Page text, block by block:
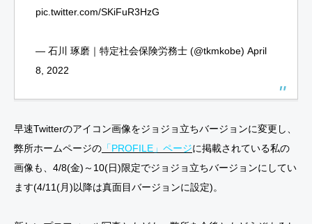
pic.twitter.com/SKiFuR3HzG
— 石川 琢磨｜特定社会保険労務士 (@tkmkobe) April
8, 2022
早速Twitterのアイコン画像をジョジョ立ちバージョンに変更し、
弊所ホームページの 「PROFILE」ページに掲載されている私の
画像も、4/8(金)～10(日)限定でジョジョ立ちバージョンにしてい
ます(4/11(月)以降は真面目バージョンに設定)。